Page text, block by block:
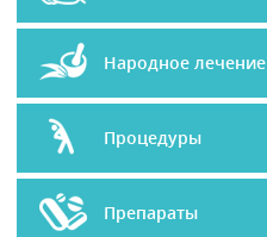
Народное лечение
Процедуры
Препараты